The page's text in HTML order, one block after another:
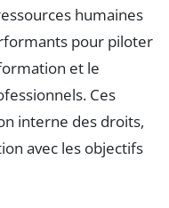
humaines
pour piloter
et le
Ces
interne des droits,
avec les objectifs